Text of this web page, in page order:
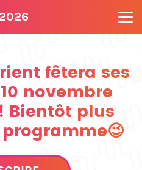
fêtera ses
novembre
Bientôt plus